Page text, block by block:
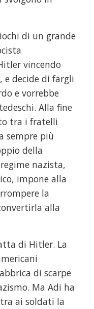
di un grande
vincendo
e decide di fargli
e vorrebbe
Alla fine
tra i fratelli
sempre più
della
nazista,
impone alla
la
alla
di Hitler. La
di scarpe
Ma Adi ha
ai soldati la